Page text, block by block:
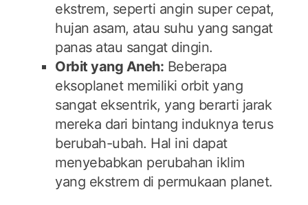
ekstrem, seperti angin super cepat,
hujan asam, atau suhu yang sangat
panas atau sangat dingin.
Orbit yang Aneh: Beberapa
eksoplanet memiliki orbit yang
sangat eksentrik, yang berarti jarak
mereka dari bintang induknya terus
berubah-ubah. Hal ini dapat
menyebabkan perubahan iklim
yang ekstrem di permukaan planet.